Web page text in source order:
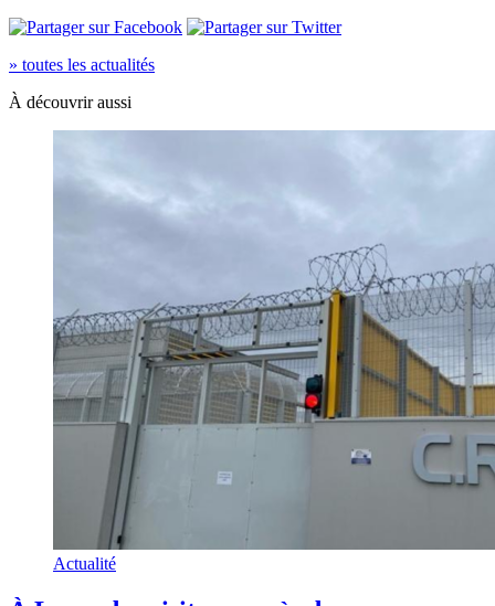
» toutes les actualités
À découvrir aussi
Actualité